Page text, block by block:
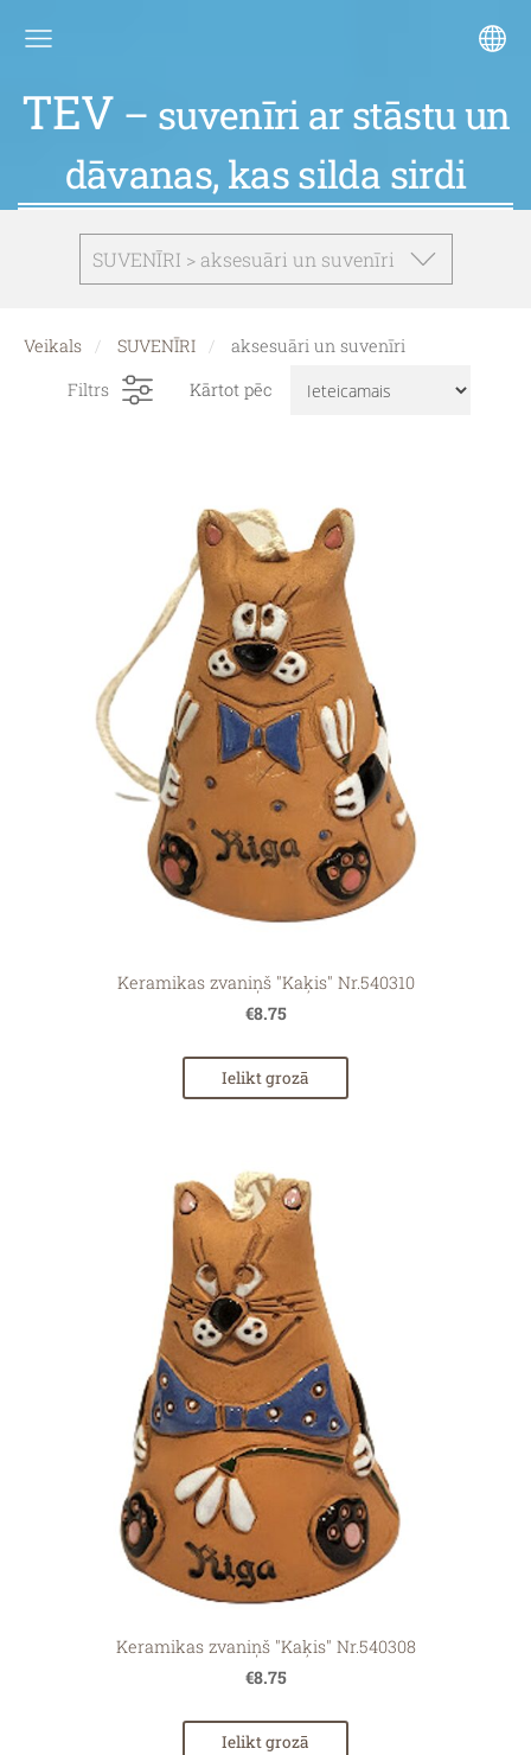
TEV – suvenīri ar stāstu un
dāvanas, kas silda sirdi
SUVENĪRI > aksesuāri un suvenīri
Veikals SUVENĪRI
aksesuāri un suvenīri
Filtrs
Kārtot pēc
Keramikas zvaniņš "Kaķis" Nr.540310
€8.75
Ielikt grozā
Keramikas zvaniņš "Kaķis" Nr.540308
€8.75
Ielikt grozā